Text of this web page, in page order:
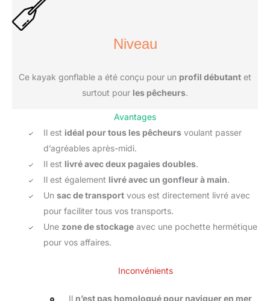
Niveau
Ce kayak gonflable a été conçu pour un profil débutant et
surtout pour les pêcheurs.
Avantages
Il est idéal pour tous les pêcheurs voulant passer
d’agréables après-midi.
Il est livré avec deux pagaies doubles.
Il est également livré avec un gonfleur à main.
Un sac de transport vous est directement livré avec
pour faciliter tous vos transports.
Une zone de stockage avec une pochette hermétique
pour vos affaires.
Inconvénients
Il n’est pas homologué pour naviguer en mer,